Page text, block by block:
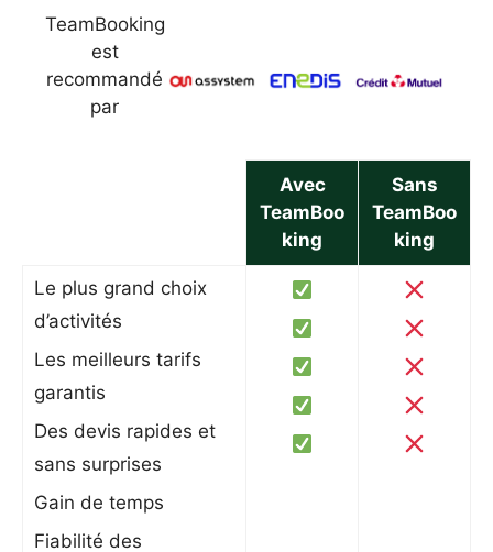
TeamBooking
est
recommandé
par
Avec
TeamBoo
king
Sans
TeamBoo
king
Le plus grand choix
d’activités
Les meilleurs tarifs
garantis
Des devis rapides et
sans surprises
Gain de temps
Fiabilité des